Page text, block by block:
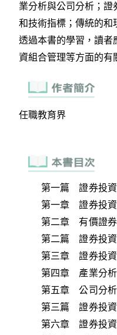
第一篇 證券投資
第一章 證券投資
第二章 有價證券
第二篇 證券投資
第三章 證券投資
第四章 產業分析
第五章 公司分析
第三篇 證券投資
第六章 證券投資